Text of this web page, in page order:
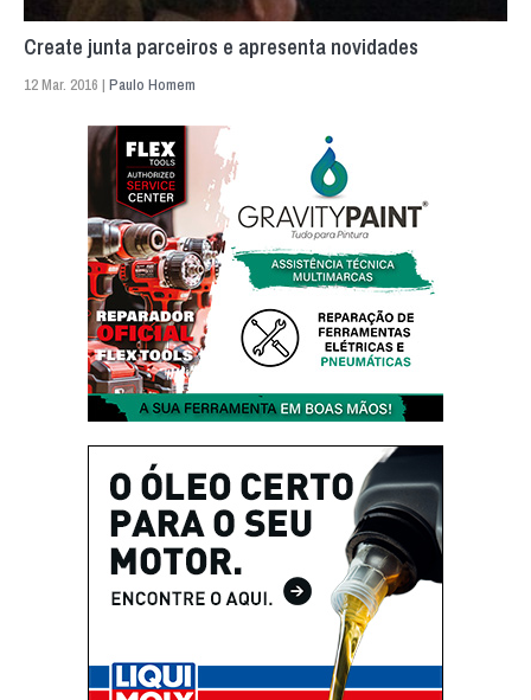
Create junta parceiros e apresenta novidades
12 Mar. 2016 | Paulo Homem